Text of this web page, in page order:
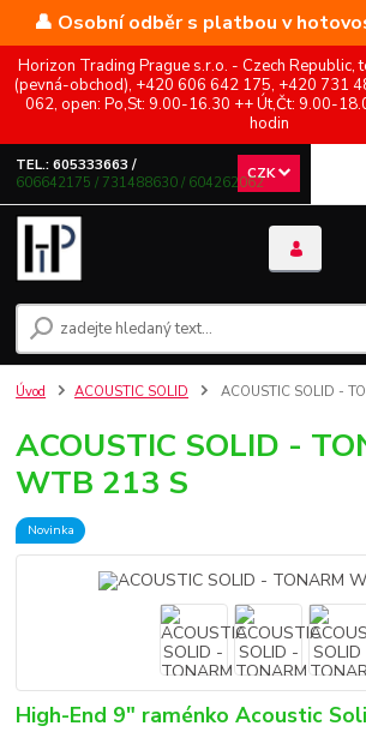
👤 Osobní odběr s platbou v
Horizon Trading Prague s.r.o. - Czech Republic,
(pevná-obchod), +420 606 642 175, +420 731
062, open: Po,St: 9.00-16.30 ++ Út,Čt: 9.00-
hodin
CZK
TEL.: 605333663 /
606642175 / 731488630 / 604262062
Úvod ACOUSTIC SOLID ACOUSTIC SOLID -
ACOUSTIC SOLID -
WTB 213 S
Novinka
High-End 9" raménko Acoustic